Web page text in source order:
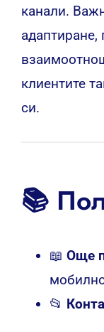
канали.
клиентите
си.
📚
📖 Още
📂